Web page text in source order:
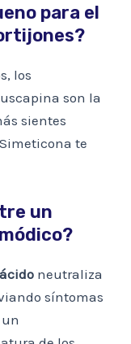
para el
los
son la
sientes
te
un
neutraliza
síntomas